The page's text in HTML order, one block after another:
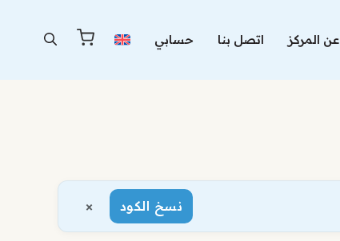
عن المركز اتصل بنا حسابي
نسخ الكود ×